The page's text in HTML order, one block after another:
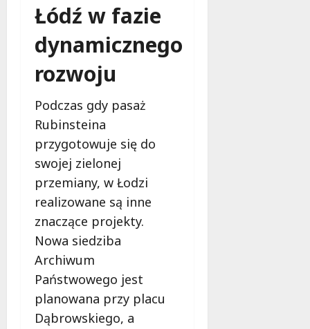
Łódź w fazie
dynamicznego
rozwoju
Podczas gdy pasaż
Rubinsteina
przygotowuje się do
swojej zielonej
przemiany, w Łodzi
realizowane są inne
znaczące projekty.
Nowa siedziba
Archiwum
Państwowego jest
planowana przy placu
Dąbrowskiego, a